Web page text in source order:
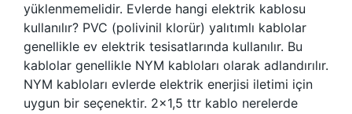
yüklenmemelidir. Evlerde hangi elektrik kablosu
kullanılır? PVC (polivinil klorür) yalıtımlı kablolar
genellikle ev elektrik tesisatlarında kullanılır. Bu
kablolar genellikle NYM kabloları olarak adlandırılır.
NYM kabloları evlerde elektrik enerjisi iletimi için
uygun bir seçenektir. 2×1,5 ttr kablo nerelerde